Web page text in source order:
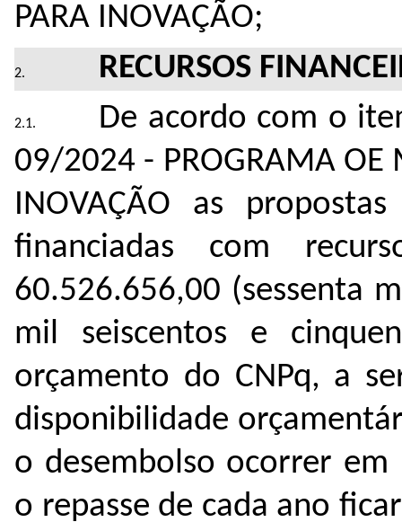
PARA INOVAÇÃO;
RECURSOS
De acordo com o
09/2024 - PROGRAMA OE
INOVAÇÃO as
ﬁnanciadas com
60.526.656,00 (sessenta
mil seiscentos e
orçamento do CNPq, a
disponibilidade
o desembolso ocorrer
o repasse de cada ano